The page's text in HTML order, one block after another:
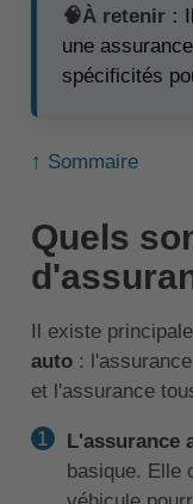
🧠À retenir :
une
spécificités
↑ Sommaire
Quels
Il existe
auto:
et l'assurance
L'assurance
basique. Elle